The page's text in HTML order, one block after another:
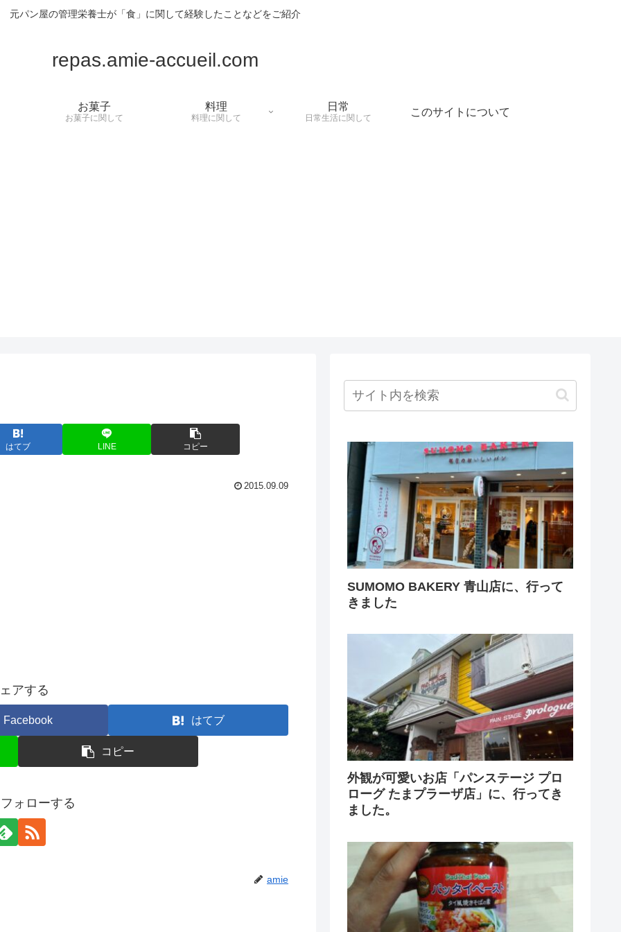
元パン屋の管理栄養士が「食」に関して経験したことなどをご紹介
repas.amie-accueil.com
お菓子
お菓子に関して
料理
料理に関して
日常
日常生活に関して
このサイトについて
はてブ LINE コピー
2015.09.09
アする
Facebook はてブ
コピー
ォローする
amie
SUMOMO BAKERY 青山店に、行って
きました
外観が可愛いお店「パンステージ プロ
ローグ たまプラーザ店」に、行ってき
ました。